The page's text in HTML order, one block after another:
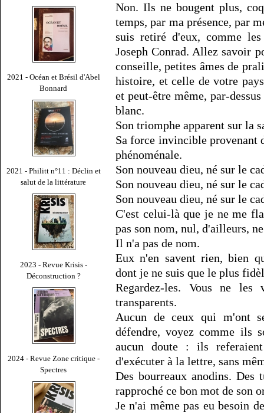
2021 - Océan et Brésil d'Abel
Bonnard
2021 - Philitt n°11 : Déclin et
salut de la littérature
2023 - Revue Krisis -
Déconstruction ?
2024 - Revue Zone critique -
Spectres
Non. Ils ne bougent plus,
temps, par ma présence, par
suis retiré d'eux, comme
Joseph Conrad. Allez savoir
conseille, petites âmes de
histoire, et celle de votre
et peut-être même, par-
blanc.
Son triomphe apparent sur la
Sa force invincible provenant
phénoménale.
Son nouveau dieu, né sur le
Son nouveau dieu, né sur le
Son nouveau dieu, né sur le
C'est celui-là que je ne me
pas son nom, nul, d'ailleurs,
Il n'a pas de nom.
Eux n'en savent rien, bien
dont je ne suis que le plus
Regardez-les. Vous ne
transparents.
Aucun de ceux qui m'ont
défendre, voyez comme ils
aucun doute : ils
d'exécuter à la lettre, sans
Des bourreaux anodins. Des
rapproché ce bon mot de son
Je n'ai même pas eu besoin